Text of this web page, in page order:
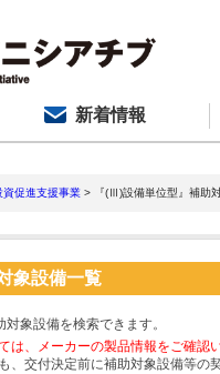
新着情報
促進支援事業 > 『(Ⅲ)設備単位型』補助
象設備一覧
象設備を検索できます。
は、メーカーの製品情報をご確認
、交付決定前に補助対象設備等の